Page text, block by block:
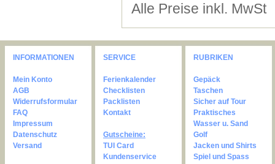
Alle Preise inkl. MwSt
INFORMATIONEN
Mein Konto
AGB
Widerrufsformular
FAQ
Impressum
Datenschutz
Versand
SERVICE
Ferienkalender
Checklisten
Packlisten
Kontakt
Gutscheine:
TUI Card
Kundenservice
RUBRIKEN
Gepäck
Taschen
Sicher auf Tour
Praktisches
Wasser u. Sand
Golf
Jacken und Shirts
Spiel und Spass